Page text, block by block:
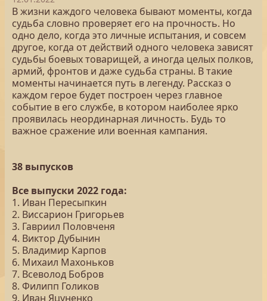
В жизни каждого человека бывают моменты, когда
судьба словно проверяет его на прочность. Но
одно дело, когда это личные испытания, и совсем
другое, когда от действий одного человека зависят
судьбы боевых товарищей, а иногда целых полков,
армий, фронтов и даже судьба страны. В такие
моменты начинается путь в легенду. Рассказ о
каждом герое будет построен через главное
событие в его службе, в котором наиболее ярко
проявилась неординарная личность. Будь то
важное сражение или военная кампания.
38 выпусков
Все выпуски 2022 года:
1. Иван Пересыпкин
2. Виссарион Григорьев
3. Гавриил Половченя
4. Виктор Дубынин
5. Владимир Карпов
6. Михаил Махоньков
7. Всеволод Бобров
8. Филипп Голиков
9. Иван Яцуненко